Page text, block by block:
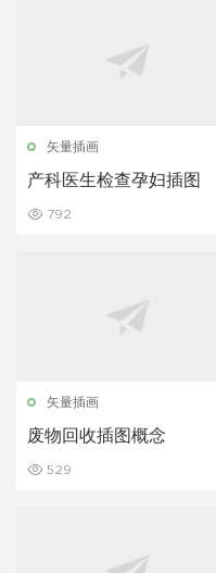
矢量插画
产科医生检查孕妇插图
792
矢量插画
废物回收插图概念
529